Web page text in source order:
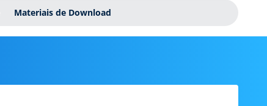
Materiais de Download